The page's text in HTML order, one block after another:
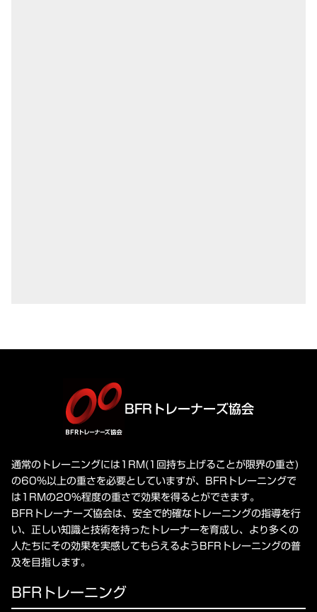
BFRトレーナーズ協会
通常のトレーニングには1RM(1回持ち上げることが限界の重さ)
の60%以上の重さを必要としていますが、BFRトレーニングで
は1RMの20%程度の重さで効果を得るとができます。
BFRトレーナーズ協会は、安全で的確なトレーニングの指導を行
い、正しい知識と技術を持ったトレーナーを育成し、より多くの
人たちにその効果を実感してもらえるようBFRトレーニングの普
及を目指します。
BFRトレーニング